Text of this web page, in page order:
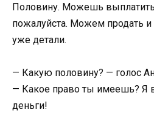
Половину. Можешь
пожалуйста. Можем продать и
уже детали.
— Какую половину? — голос
— Какое право ты имеешь? Я
деньги!